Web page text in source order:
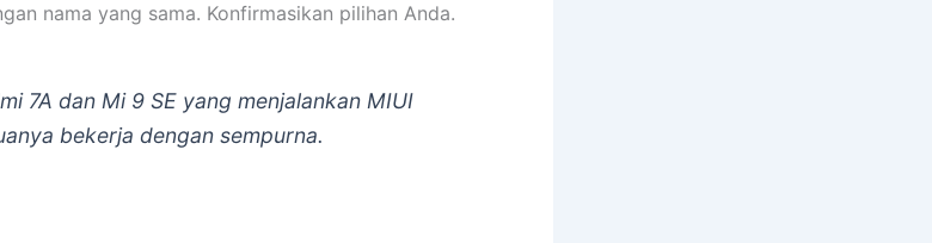
nama yang sama. Konfirmasikan pilihan Anda.
7A dan Mi 9 SE yang menjalankan MIUI
bekerja dengan sempurna.